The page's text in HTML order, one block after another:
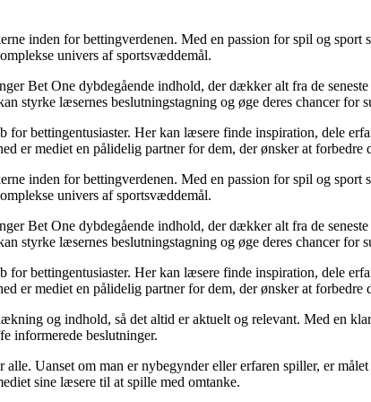
inden for bettingverdenen. Med en passion for spil og
univers af sportsvæddemål.
Bet One dybdegående indhold, der dækker alt fra de
styrke læsernes beslutningstagning og øge deres chancer for
bettingentusiaster. Her kan læsere finde inspiration, dele
mediet en pålidelig partner for dem, der ønsker at forbedre
inden for bettingverdenen. Med en passion for spil og
univers af sportsvæddemål.
Bet One dybdegående indhold, der dækker alt fra de
styrke læsernes beslutningstagning og øge deres chancer for
bettingentusiaster. Her kan læsere finde inspiration, dele
mediet en pålidelig partner for dem, der ønsker at forbedre
og indhold, så det altid er aktuelt og relevant. Med en
informerede beslutninger.
Uanset om man er nybegynder eller erfaren spiller, er
sine læsere til at spille med omtanke.